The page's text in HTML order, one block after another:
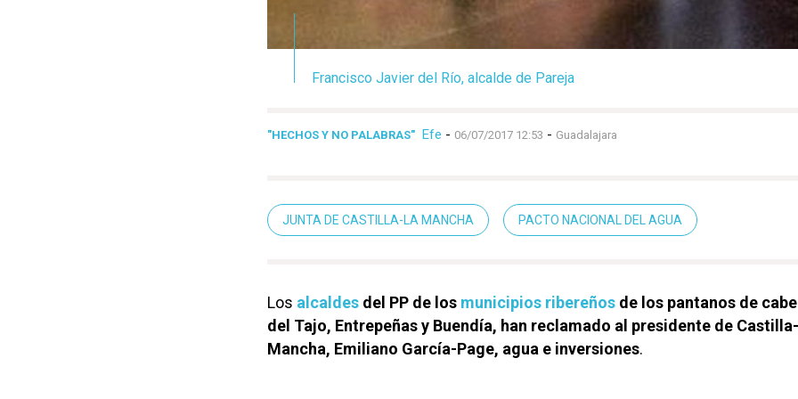
Francisco Javier del Río, alcalde de Pareja
"HECHOS Y NO PALABRAS" Efe - 06/07/2017 12:53 - Guadalajara
JUNTA DE CASTILLA-LA MANCHA PACTO NACIONAL DEL AGUA
Los alcaldes del PP de los municipios ribereños de los pantanos de
del Tajo, Entrepeñas y Buendía, han reclamado al presidente de
Mancha, Emiliano García-Page, agua e inversiones.